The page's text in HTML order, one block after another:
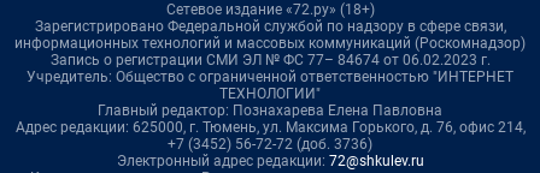
Сетевое издание «72.ру» (18+)
Зарегистрировано Федеральной службой по надзору в сфере связи,
информационных технологий и массовых коммуникаций (Роскомнадзор)
Запись о регистрации СМИ ЭЛ № ФС 77– 84674 от 06.02.2023 г.
Учредитель: Общество с ограниченной ответственностью "ИНТЕРНЕТ
ТЕХНОЛОГИИ"
Главный редактор: Познахарева Елена Павловна
Адрес редакции: 625000, г. Тюмень, ул. Максима Горького, д. 76, офис 214,
+7 (3452) 56-72-72 (доб. 3736)
Электронный адрес редакции: 72@shkulev.ru